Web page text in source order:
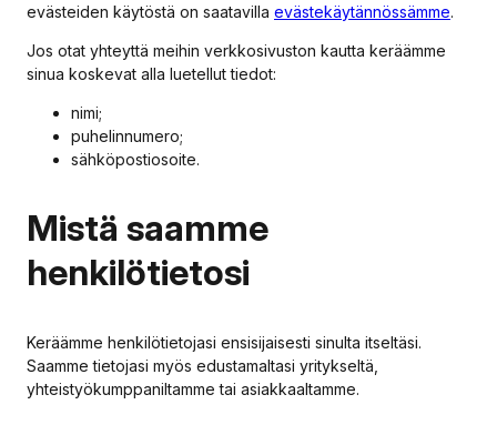
evästeiden käytöstä on saatavilla evästekäytännössämme.
Jos otat yhteyttä meihin verkkosivuston kautta keräämme
sinua koskevat alla luetellut tiedot:
nimi;
puhelinnumero;
sähköpostiosoite.
Mistä saamme
henkilötietosi
Keräämme henkilötietojasi ensisijaisesti sinulta itseltäsi.
Saamme tietojasi myös edustamaltasi yritykseltä,
yhteistyökumppaniltamme tai asiakkaaltamme.